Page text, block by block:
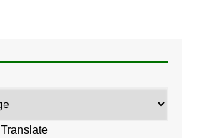
Translate